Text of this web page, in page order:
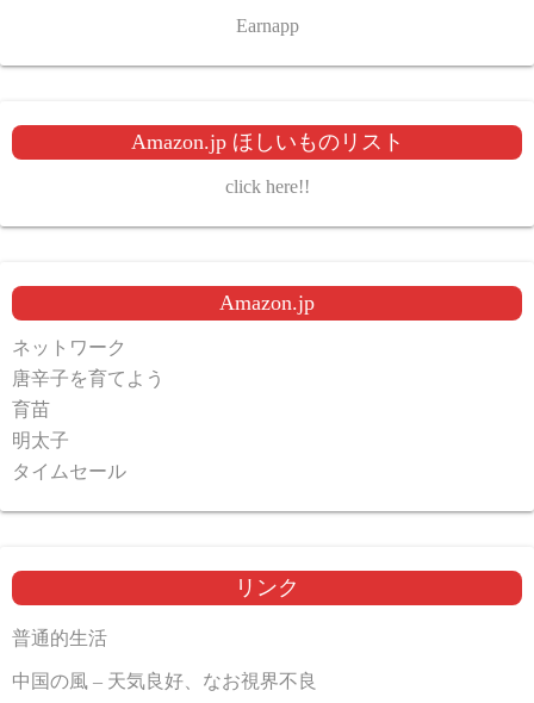
Earnapp
Amazon.jp ほしいものリスト
click here!!
Amazon.jp
ネットワーク
唐辛子を育てよう
育苗
明太子
タイムセール
リンク
普通的生活
中国の風 – 天気良好、なお視界不良